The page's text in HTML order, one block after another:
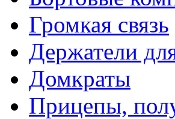
Громкая связь
Держатели
Домкраты
Прицепы,